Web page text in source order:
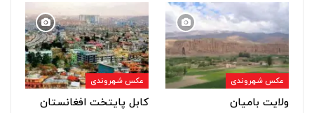
عکس شهروندی
ولایت بامیان
عکس شهروندی
کابل پایتخت افغانستان